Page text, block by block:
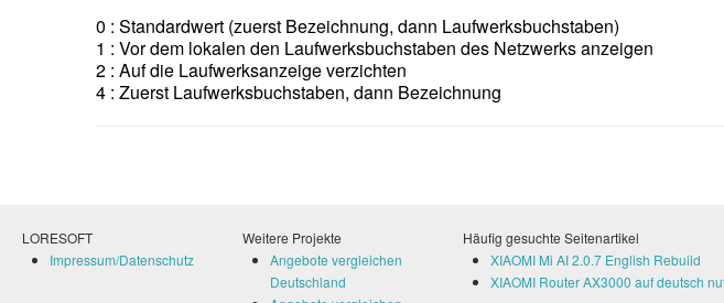
0 : Standardwert (zuerst Bezeichnung, dann Laufwerksbuchstaben)
1 : Vor dem lokalen den Laufwerksbuchstaben des Netzwerks anzeigen
2 : Auf die Laufwerksanzeige verzichten
4 : Zuerst Laufwerksbuchstaben, dann Bezeichnung
LORESOFT
Impressum/Datenschutz
Weitere Projekte
Angebote vergleichen
Deutschland
Häufig gesuchte Seitenartikel
XIAOMI Mi AI 2.0.7 English Rebuild
XIAOMI Router AX3000 auf deutsch